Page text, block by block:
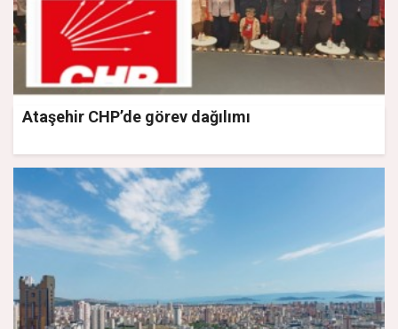
Ataşehir CHP’de görev dağılımı